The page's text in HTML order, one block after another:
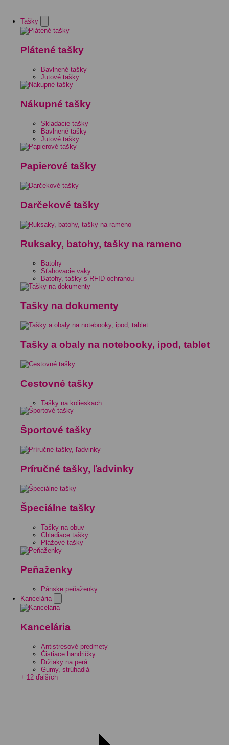
Tašky
Plátené tašky
Bavlnené tašky
Jutové tašky
Nákupné tašky
Skladacie tašky
Bavlnené tašky
Jutové tašky
Papierové tašky
Darčekové tašky
Ruksaky, batohy, tašky na rameno
Batohy
Sťahovacie vaky
Batohy, tašky s RFID ochranou
Tašky na dokumenty
Tašky a obaly na notebooky, ipod, tablet
Cestovné tašky
Tašky na kolieskach
Športové tašky
Príručné tašky, ľadvinky
Špeciálne tašky
Tašky na obuv
Chladiace tašky
Plážové tašky
Peňaženky
Pánske peňaženky
Kancelária
Kancelária
Antistresové predmety
Čistiace handričky
Držiaky na perá
Gumy, strúhadlá
+ 12 ďalších